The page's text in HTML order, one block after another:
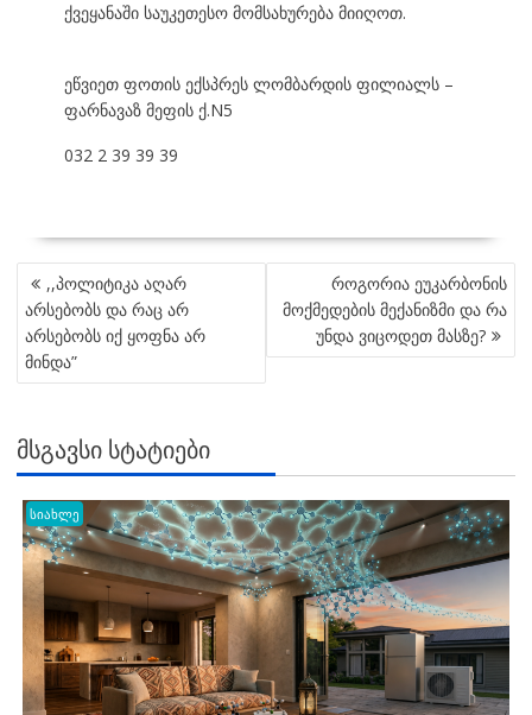
ქვეყანაში საუკეთესო მომსახურება მიიღოთ.
ეწვიეთ ფოთის ექსპრეს ლომბარდის ფილიალს –
ფარნავაზ მეფის ქ.N5
032 2 39 39 39
POST
NAVIGATION
,,პოლიტიკა აღარ
არსებობს და რაც არ
არსებობს იქ ყოფნა არ
მინდა”
როგორია ეუკარბონის
მოქმედების მექანიზმი და რა
უნდა ვიცოდეთ მასზე?
ᲛᲡᲒᲐᲕᲡᲘ ᲡᲢᲐᲢᲘᲔᲑᲘ
სიახლე